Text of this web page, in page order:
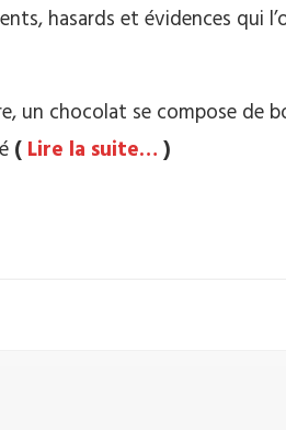
hasards et évidences qui
un chocolat se compose de
( Lire la suite… )